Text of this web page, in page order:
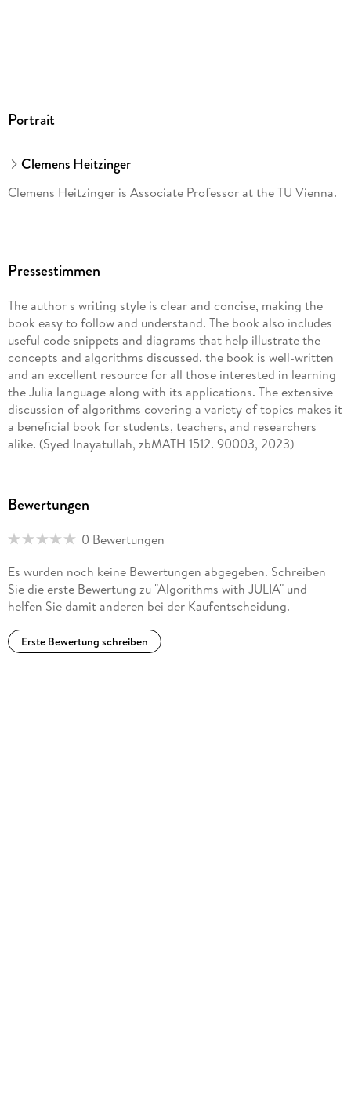
Portrait
Clemens Heitzinger
Clemens Heitzinger is Associate Professor at the TU Vienna.
Pressestimmen
The author s writing style is clear and concise, making the
book easy to follow and understand. The book also includes
useful code snippets and diagrams that help illustrate the
concepts and algorithms discussed. the book is well-written
and an excellent resource for all those interested in learning
the Julia language along with its applications. The extensive
discussion of algorithms covering a variety of topics makes it
a beneficial book for students, teachers, and researchers
alike. (Syed Inayatullah, zbMATH 1512. 90003, 2023)
Bewertungen
0 Bewertungen
Es wurden noch keine Bewertungen abgegeben. Schreiben
Sie die erste Bewertung zu "Algorithms with JULIA" und
helfen Sie damit anderen bei der Kaufentscheidung.
Erste Bewertung schreiben